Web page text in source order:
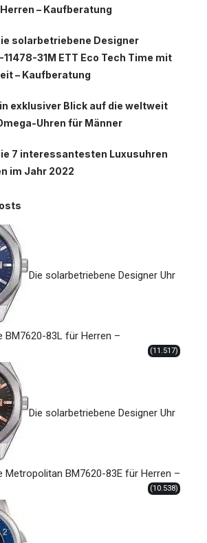
– Kaufberatung
solarbetriebene Designer
31M ETT Eco Tech Time mit
– Kaufberatung
exklusiver Blick auf die weltweit
Uhren für Männer
7 interessantesten Luxusuhren
im Jahr 2022
Die solarbetriebene Designer Uhr
BM7620-83L für Herren –
(11.517)
Die solarbetriebene Designer Uhr
Metropolitan BM7620-83E für Herren –
(10.538)